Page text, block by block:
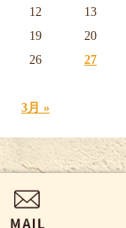
3月 »
12
13
19
20
26
27